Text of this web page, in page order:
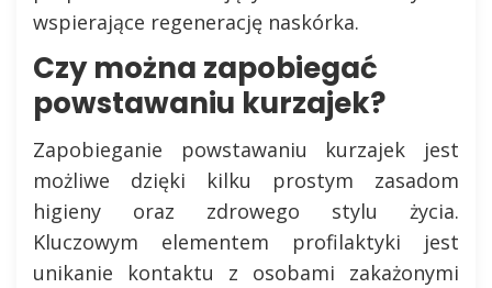
wspierające regenerację naskórka.
Czy można zapobiegać
powstawaniu kurzajek?
Zapobieganie powstawaniu kurzajek jest
możliwe dzięki kilku prostym zasadom
higieny oraz zdrowego stylu życia.
Kluczowym elementem profilaktyki jest
unikanie kontaktu z osobami zakażonymi